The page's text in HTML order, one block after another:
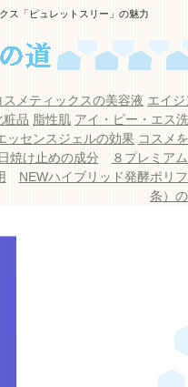
ス「ピュレットスリー」の魅力
スメティックスの美容液 エイ
粧品 脂性肌 アイ・ピー・エス
ッセンスジェルの効果 コスメ
日焼け止めの成分
８プレミア
NEWハイブリッド発酵ポリ
条）